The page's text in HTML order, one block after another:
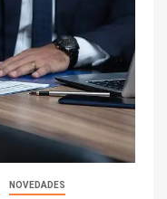
NOVEDADES